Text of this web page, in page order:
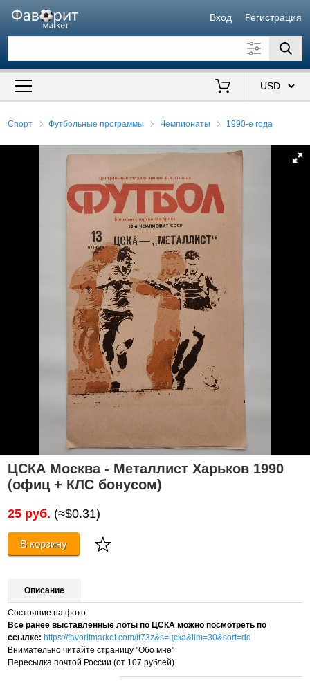
Вход Регистрация
Искать также в описании
Спорт Футбольные программы Чемпионаты 1990-е года
ЦСКА Москва - Металлист Харьков 1990
(офиц + КЛС бонусом)
25 руб. (≈$0.31)
В корзину
Описание
Состояние на фото.
Все ранее выставленные лоты по ЦСКА можно посмотреть по
ссылке: https://favoritmarket.com/it73z&s=цска&lim=30&sort=dd
Внимательно читайте страницу "Обо мне"
Пересылка почтой России (от 107 рублей)